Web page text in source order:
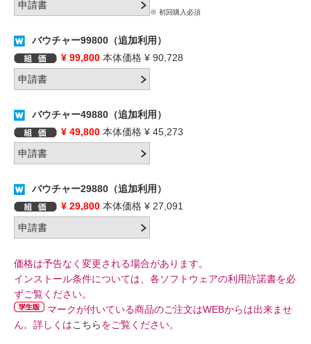
※ 初回購入必須
バウチャー99800（追加利用）
¥ 99,800 本体価格 ¥ 90,728
バウチャー49880（追加利用）
¥ 49,800 本体価格 ¥ 45,273
バウチャー29880（追加利用）
¥ 29,800 本体価格 ¥ 27,091
価格は予告なく変更される場合があります。
インストール条件については、各ソフトウェアの利用許諾書を必
ずご覧ください。
マークが付いている商品のご注文はWEBからは出来ませ
ん。詳しくはこちらをご覧ください。